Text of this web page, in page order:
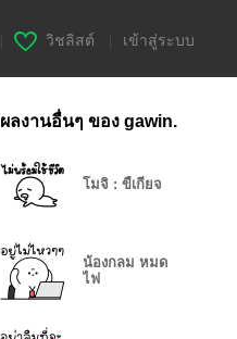
วิชลิสต์ เข้าสู่ระบบ
ผลงานอื่นๆ ของ gawin.
โมจิ : ขี้เกียจ
น้องกลม หมด
ไฟ